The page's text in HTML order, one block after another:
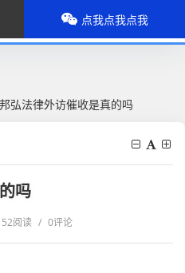
邦弘法律外访催收是真的吗
吗
阅读 / 0评论
点我点我点我